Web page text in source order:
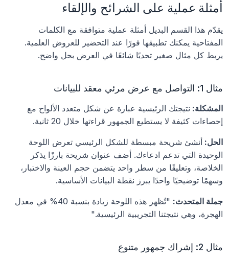
أمثلة عملية على الشرائح والإلقاء
يربط كل مثال صغير تحديًا شائعًا في العرض بحل واضح.
مثال 1: التواصل مع عرض مرئي معقد للبيانات
المشكلة:
إحصاءات كثيفة لا يستطيع الجمهور قراءتها خلال 20 ثانية.
الحل:
وسهمًا توضيحيًا واحدًا يبرز نقطة البيانات الأساسية.
جملة المتحدث:
الهجرة، وهي نتيجتنا التجريبية الرئيسية."
مثال 2: إشراك جمهور متنوع